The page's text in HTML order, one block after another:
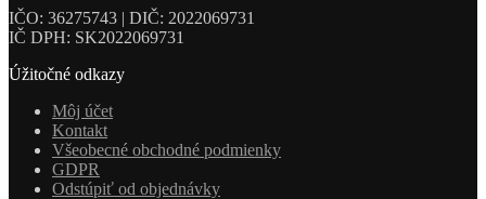
IČO: 36275743 | DIČ: 2022069731
IČ DPH: SK2022069731
Úžitočné odkazy
Môj účet
Kontakt
Všeobecné obchodné podmienky
GDPR
Odstúpiť od objednávky